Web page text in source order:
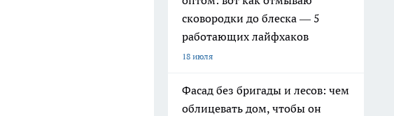
сковородки до блеска — 5
работающих лайфхаков
18 июля
Фасад без бригады и лесов: чем
облицевать дом, чтобы он